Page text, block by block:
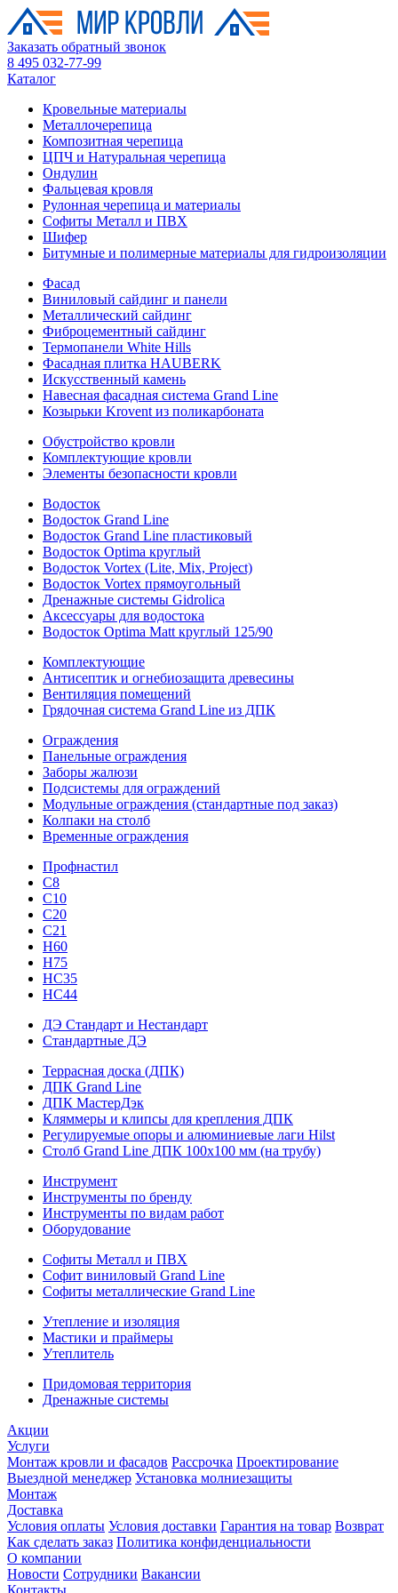
Заказать обратный звонок
8 495 032-77-99
Каталог
Кровельные материалы
Металлочерепица
Композитная черепица
ЦПЧ и Натуральная черепица
Ондулин
Фальцевая кровля
Рулонная черепица и материалы
Софиты Металл и ПВХ
Шифер
Битумные и полимерные материалы для гидроизоляции
Фасад
Виниловый сайдинг и панели
Металлический сайдинг
Фиброцементный сайдинг
Термопанели White Hills
Фасадная плитка HAUBERK
Искусственный камень
Навесная фасадная система Grand Line
Козырьки Krovent из поликарбоната
Обустройство кровли
Комплектующие кровли
Элементы безопасности кровли
Водосток
Водосток Grand Line
Водосток Grand Line пластиковый
Водосток Optima круглый
Водосток Vortex (Lite, Mix, Project)
Водосток Vortex прямоугольный
Дренажные системы Gidrolica
Аксессуары для водостока
Водосток Optima Matt круглый 125/90
Комплектующие
Антисептик и огнебиозащита древесины
Вентиляция помещений
Грядочная система Grand Line из ДПК
Ограждения
Панельные ограждения
Заборы жалюзи
Подсистемы для ограждений
Модульные ограждения (стандартные под заказ)
Колпаки на столб
Временные ограждения
Профнастил
С8
С10
С20
С21
H60
H75
HС35
НС44
ДЭ Стандарт и Нестандарт
Стандартные ДЭ
Террасная доска (ДПК)
ДПК Grand Line
ДПК МастерДэк
Кляммеры и клипсы для крепления ДПК
Регулируемые опоры и алюминиевые лаги Hilst
Столб Grand Line ДПК 100х100 мм (на трубу)
Инструмент
Инструменты по бренду
Инструменты по видам работ
Оборудование
Софиты Металл и ПВХ
Софит виниловый Grand Line
Софиты металлические Grand Line
Утепление и изоляция
Мастики и праймеры
Утеплитель
Придомовая территория
Дренажные системы
Акции
Услуги
Монтаж кровли и фасадов Рассрочка Проектирование
Выездной менеджер Установка молниезащиты
Монтаж
Доставка
Условия оплаты Условия доставки Гарантия на товар Возврат
Как сделать заказ Политика конфиденциальности
О компании
Новости Сотрудники Вакансии
Контакты